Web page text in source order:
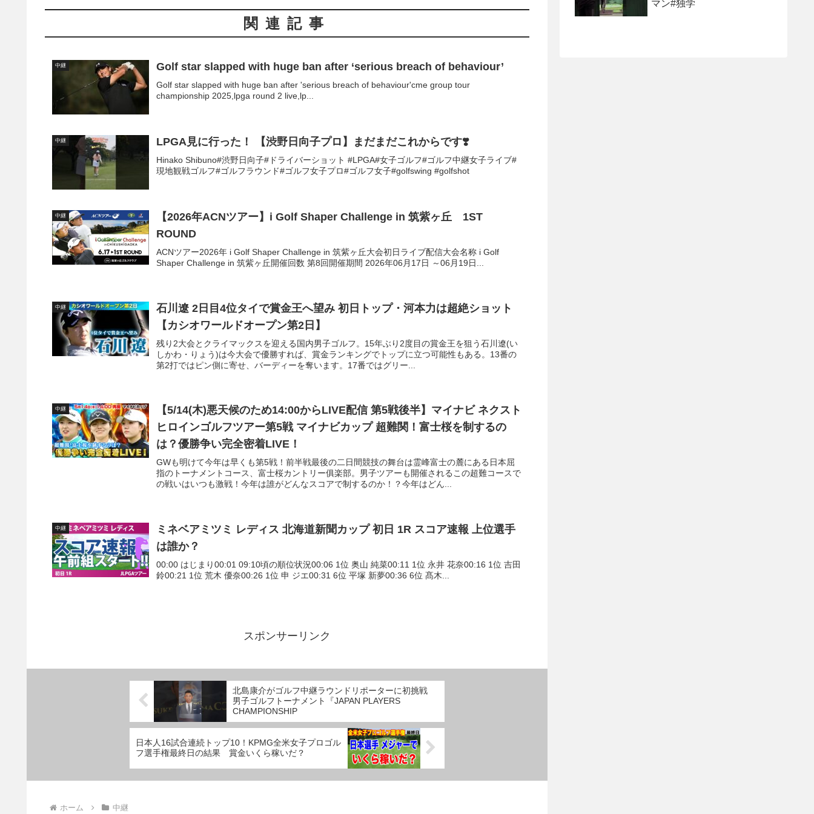
関連記事
中継 Golf star slapped with huge ban after ‘serious breach of behaviour’
Golf star slapped with huge ban after 'serious breach of behaviour'cme group tour
championship 2025,lpga round 2 live,lp...
中継 LPGA見に行った！ 【渋野日向子プロ】まだまだこれからです❣️
Hinako Shibuno#渋野日向子#ドライバーショット #LPGA#女子ゴルフ#ゴルフ中継女子ライブ#
現地観戦ゴルフ#ゴルフラウンド#ゴルフ女子プロ#ゴルフ女子#golfswing #golfshot
中継
【2026年ACNツアー】i Golf Shaper Challenge in 筑紫ヶ丘 1ST
ROUND
ACNツアー2026年 i Golf Shaper Challenge in 筑紫ヶ丘大会初日ライブ配信大会名称 i Golf
Shaper Challenge in 筑紫ヶ丘開催回数 第8回開催期間 2026年06月17日 ～06月19日...
中継
石川遼 2日目4位タイで賞金王へ望み 初日トップ・河本力は超絶ショット
【カシオワールドオープン第2日】
残り2大会とクライマックスを迎える国内男子ゴルフ。15年ぶり2度目の賞金王を狙う石川遼(い
しかわ・りょう)は今大会で優勝すれば、賞金ランキングでトップに立つ可能性もある。13番の
第2打ではピン側に寄せ、バーディーを奪います。17番ではグリー...
中継
【5/14(木)悪天候のため14:00からLIVE配信 第5戦後半】マイナビ ネクスト
ヒロインゴルフツアー第5戦 マイナビカップ 超難関！富士桜を制するの
は？優勝争い完全密着LIVE！
GWも明けて今年は早くも第5戦！前半戦最後の二日間競技の舞台は霊峰富士の麓にある日本屈
指のトーナメントコース、富士桜カントリー俱楽部。男子ツアーも開催されるこの超難コースで
の戦いはいつも激戦！今年は誰がどんなスコアで制するのか！？今年はどん...
中継
ミネベアミツミ レディス 北海道新聞カップ 初日 1R スコア速報 上位選手
は誰か？
00:00 はじまり00:01 09:10頃の順位状況00:06 1位 奥山 純菜00:11 1位 永井 花奈00:16 1位 吉田
鈴00:21 1位 荒木 優奈00:26 1位 申 ジエ00:31 6位 平塚 新夢00:36 6位 髙木...
スポンサーリンク
北島康介がゴルフ中継ラウンドリポーターに初挑戦
男子ゴルフトーナメント『JAPAN PLAYERS
CHAMPIONSHIP
日本人16試合連続トップ10！KPMG全米女子プロゴル
フ選手権最終日の結果 賞金いくら稼いだ？
ホーム 中継
マン#独学